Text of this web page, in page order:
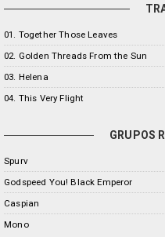
01. Together Those Leaves
02. Golden Threads From the Sun
03. Helena
04. This Very Flight
GRUPOS
Spurv
Godspeed You! Black Emperor
Caspian
Mono